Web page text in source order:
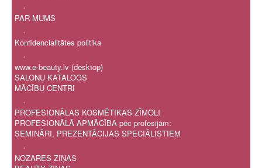
.
PAR MUMS
.
Konfidencialitātes politika
.
www.e-beauty.lv (desktop)
SALONU KATALOGS
MĀCĪBU CENTRI
.
PROFESIONĀLAS KOSMĒTIKAS ZĪMOLI
PROFESIONĀLĀ APMĀCĪBA pēc profesijām:
SEMINĀRI, PREZENTĀCIJAS SPECIĀLISTIEM
.
NOZARES ZIŅAS